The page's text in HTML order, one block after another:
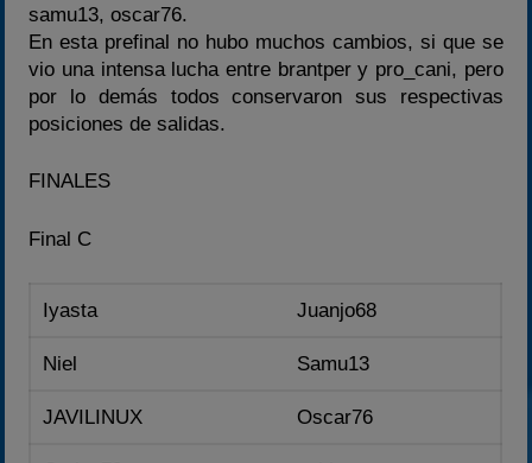
samu13, oscar76.
En esta prefinal no hubo muchos cambios, si que se
vio una intensa lucha entre brantper y pro_cani, pero
por lo demás todos conservaron sus respectivas
posiciones de salidas.
FINALES
Final C
Iyasta Juanjo68
Niel Samu13
JAVILINUX Oscar76